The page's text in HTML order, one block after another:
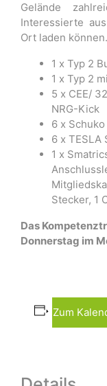
Gelände
Interessierte
Ort laden können.
1 x Typ 2
1 x Typ 2
5 x CEE/
NRG-Kick
6 x Schuko
6 x TESLA
1 x
Stecker, 1
Das
Donnerstag im
Zum